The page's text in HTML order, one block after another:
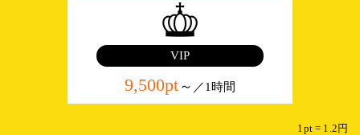
VIP
9,500pt ～ ／1時間
1pt = 1.2円